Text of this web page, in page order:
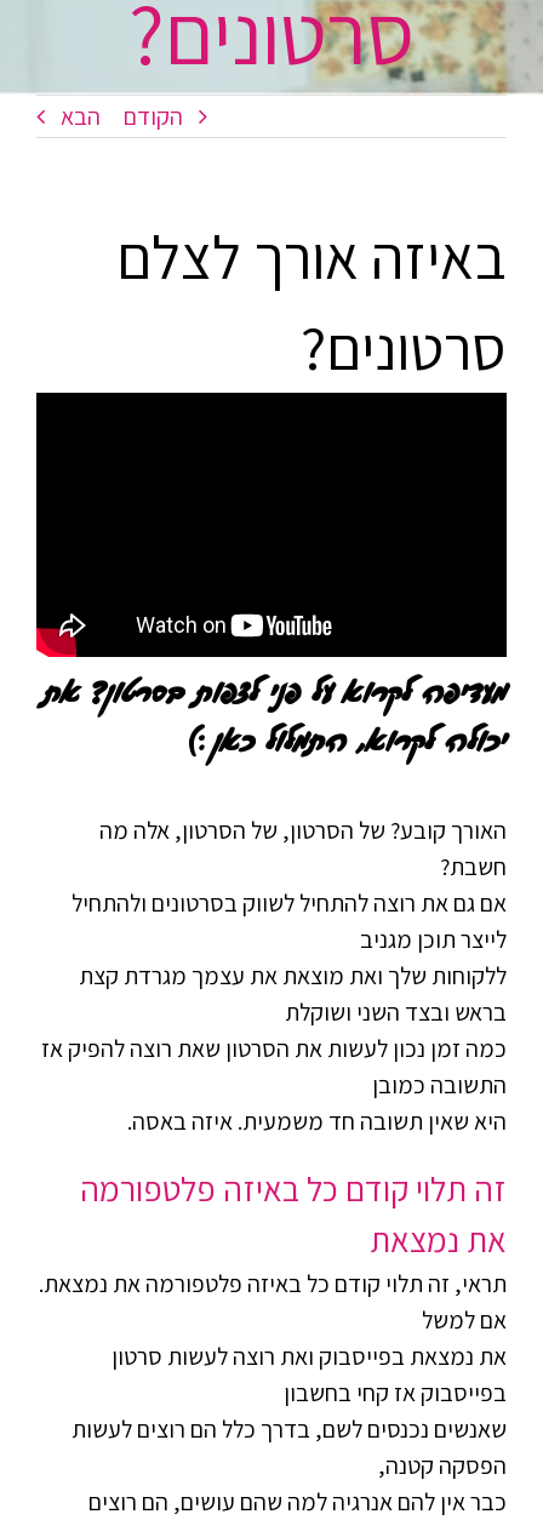
סרטונים?
הקודם הבא
באיזה אורך לצלם
סרטונים?
מעדיפה לקרוא על פני לצפות בסרטון? את
יכולה לקרוא, התמלול כאן :)
האורך קובע? של הסרטון, של הסרטון, אלה מה
חשבת?
אם גם את רוצה להתחיל לשווק בסרטונים ולהתחיל
לייצר תוכן מגניב
ללקוחות שלך ואת מוצאת את עצמך מגרדת קצת
בראש ובצד השני ושוקלת
כמה זמן נכון לעשות את הסרטון שאת רוצה להפיק אז
התשובה כמובן
היא שאין תשובה חד משמעית. איזה באסה.
זה תלוי קודם כל באיזה פלטפורמה
את נמצאת
תראי, זה תלוי קודם כל באיזה פלטפורמה את נמצאת.
אם למשל
את נמצאת בפייסבוק ואת רוצה לעשות סרטון
בפייסבוק אז קחי בחשבון
שאנשים נכנסים לשם, בדרך כלל הם רוצים לעשות
הפסקה קטנה,
כבר אין להם אנרגיה למה שהם עושים, הם רוצים